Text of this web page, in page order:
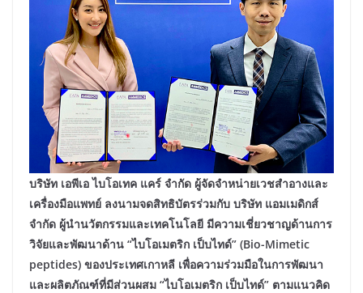
บริษัท เอพีเอ ไบโอเทค แคร์ จำกัด ผู้จัดจำหน่ายเวชสำอางและ
เครื่องมือแพทย์ ลงนามจดสิทธิบัตรร่วมกับ บริษัท แอมเมดิกส์
จำกัด ผู้นำนวัตกรรมและเทคโนโลยี มีความเชี่ยวชาญด้านการ
วิจัยและพัฒนาด้าน “ไบโอเมตริก เป็บไทด์” (Bio-Mimetic
peptides) ของประเทศเกาหลี เพื่อความร่วมมือในการพัฒนา
และผลิตภัณฑ์ที่มีส่วนผสม “ไบโอเมตริก เป็บไทด์” ตามแนวคิด